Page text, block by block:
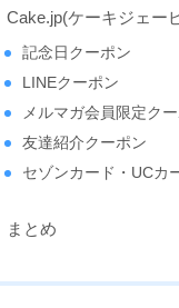
Cake.jp(ケーキジェー
記念日クーポン
LINEクーポン
メルマガ会員限定ク
友達紹介クーポン
セゾンカード・UCカ
まとめ